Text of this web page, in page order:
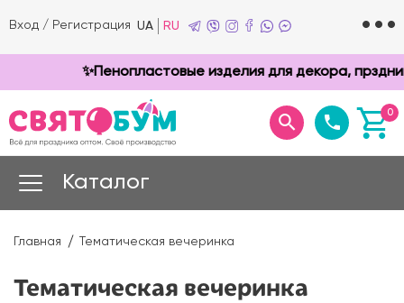
Вход / Регистрация UA RU
✨Пенопластовые изделия для декора,
0
Каталог
Главная Тематическая вечеринка
Тематическая вечеринка